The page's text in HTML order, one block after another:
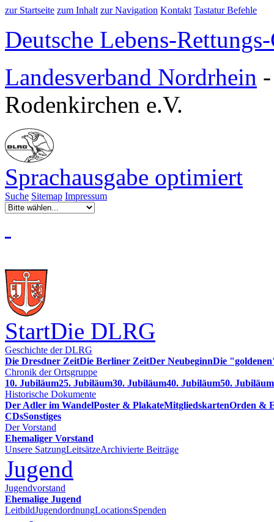
zur Startseite zum Inhalt zur Navigation Kontakt Tastatur Befehle
Deutsche Lebens-
Landesverband Nordrhein
Rodenkirchen e.V.
Sprachausgabe optimiert
Suche Sitemap Impressum
StartDie DLRG
Geschichte der DLRG
Die Dresdner ZeitDie Berliner ZeitDer NeubeginnDie
Chronik der Ortsgruppe
10. Jubiläum25. Jubiläum30. Jubiläum40. Jubiläum50. Jubiläum
Historische Dokumente
Der Adler im WandelPoster & PlakateMitgliedskartenOrden &
CDsSonstiges
Der Vorstand
Ehemaliger Vorstand
Unsere SatzungLeitsätzeArchivierte Beiträge
Jugend
Jugendvorstand
Ehemalige Jugend
LeitbildJugendordnungLocationsSpenden